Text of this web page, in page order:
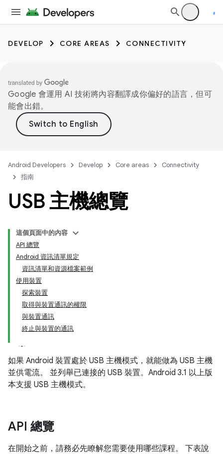
DEVELOP CORE AREAS CONNECTIVITY
Google 會運用 AI 技術將內容翻譯成你偏好的語言，但可
能會出錯。
Android Developers Develop Core areas
Connectivity
指南
USB 主機總覽
這個頁面中的內容
API 總覽
Android 資訊清單規定
資訊清單和資源檔案範例
使用裝置
探索裝置
取得與裝置通訊的權限
與裝置通訊
終止與裝置的通訊
如果 Android 裝置處於 USB 主機模式，就能做為 USB 主機
並供電流。 並列舉已連接的 USB 裝置。Android 3.1 以上版
本支援 USB 主機模式。
API 總覽
在開始之前，請務必先瞭解您需要使用哪些課程。 下表說